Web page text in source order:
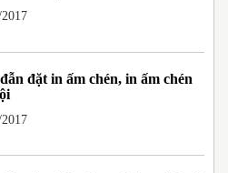
đặt in ấm chén, in ấm chén